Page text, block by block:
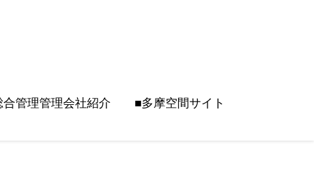
合管理管理会社紹介 ■多摩空間サイト